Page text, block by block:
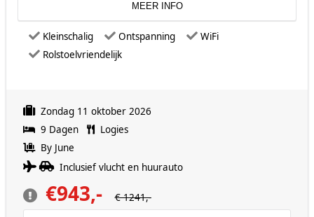
MEER INFO
Kleinschalig Ontspanning
WiFi
Rolstoelvriendelijk
Zondag 11 oktober 2026
9 Dagen
Logies
By June
Inclusief vlucht en huurauto
€943,- € 1241,-